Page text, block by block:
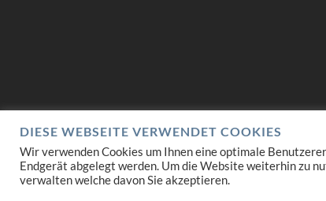
DIESE WEBSEITE VERWENDET COOKIES
Wir verwenden Cookies um Ihnen eine optimale
Endgerät abgelegt werden. Um die Website weiterhin zu
verwalten welche davon Sie akzeptieren.